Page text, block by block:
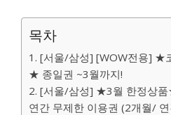
목차
1. [서울/삼성] [WOW전용] ★
★ 종일권 ~3월까지!
2. [서울/삼성] ★3월 한정상
연간 무제한 이용권 (2개월/